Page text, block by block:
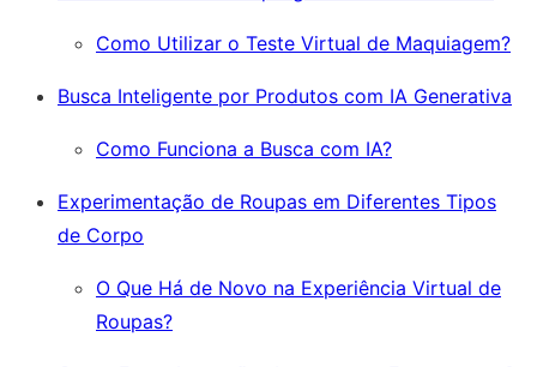
Como Utilizar o Teste Virtual de Maquiagem?
Busca Inteligente por Produtos com IA Generativa
Como Funciona a Busca com IA?
Experimentação de Roupas em Diferentes Tipos
de Corpo
O Que Há de Novo na Experiência Virtual de
Roupas?